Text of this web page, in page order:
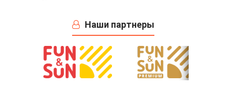
Наши партнеры